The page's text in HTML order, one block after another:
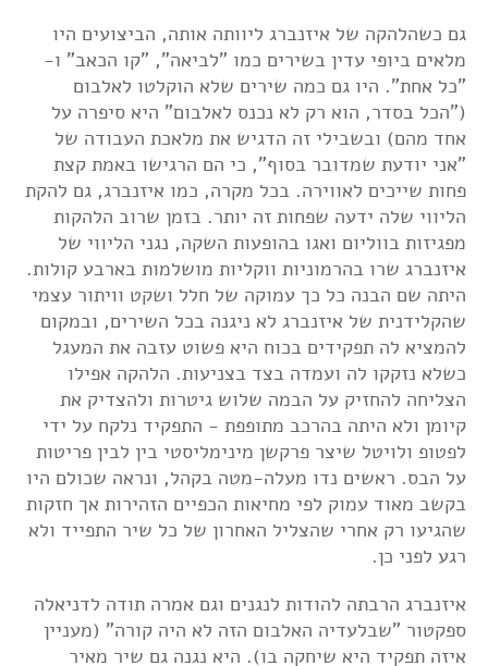
גם כשהלהקה של איזנברג ליוותה אותה, הביצועים היו
מלאים ביופי עדין בשירים כמו "לביאה", "קו הכאב" ו-
"כל אחת". היו גם כמה שירים שלא הוקלטו לאלבום
("הכל בסדר, הוא רק לא נכנס לאלבום" היא סיפרה על
אחד מהם) ובשבילי זה הדגיש את מלאכת העבודה של
"אני יודעת שמדובר בסוף", כי הם הרגישו באמת קצת
פחות שייכים לאווירה. בכל מקרה, כמו איזנברג, גם להקת
הליווי שלה ידעה שפחות זה יותר. בזמן שרוב הלהקות
מפגיזות בווליום ואגו בהופעות השקה, נגני הליווי של
איזנברג שרו בהרמוניות ווקליות מושלמות בארבע קולות.
היתה שם הבנה כל כך עמוקה של חלל ושקט וויתור עצמי
שהקלידנית של איזנברג לא ניגנה בכל השירים, ובמקום
להמציא לה תפקידים בכוח היא פשוט עזבה את המעגל
כשלא נזקקו לה ועמדה בצד בצניעות. הלהקה אפילו
הצליחה להחזיק על הבמה שלוש גיטרות ולהצדיק את
קיומן ולא היתה בהרכב מתופפת - התפקיד נלקח על ידי
לפטופ ולויטל שיצר פרקשן מינימליסטי בין לבין פריטות
על הבס. ראשים נדו מעלה-מטה בקהל, ונראה שכולם היו
בקשב מאוד עמוק לפי מחיאות הכפיים הזהירות אך חזקות
שהגיעו רק אחרי שהצליל האחרון של כל שיר התפייד ולא
רגע לפני כן.
איזנברג הרבתה להודות לנגנים וגם אמרה תודה לדניאלה
ספקטור "שבלעדיה האלבום הזה לא היה קורה" (מעניין
איזה תפקיד היא שיחקה בו). היא נגנה גם שיר מאיר